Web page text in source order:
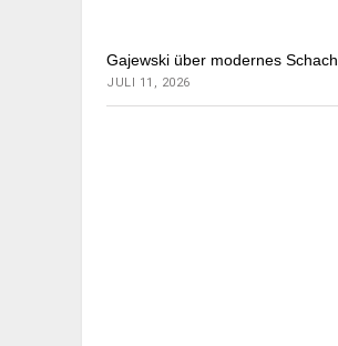
Gajewski über modernes Schach
JULI 11, 2026